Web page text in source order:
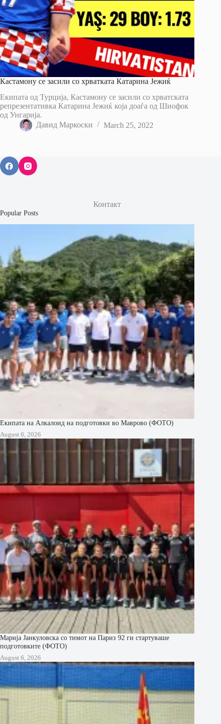
Кастамону се засили со хрватката Катарина Јежиќ
Екипата од Турција, Кастамону се засили со хрватската
репрезентативка Катарина Јежиќ која доаѓа од Шиофок
од Унгарија.
Давид Маркоски
March 25, 2022
Контакт
Popular Posts
Екипата на Алкалоид на подготовки во Маврово (ФОТО)
August 6, 2026
Марија Јанкуловска со тимот на Париз 92 ги стартуваше
подготовките (ФОТО)
August 6, 2026